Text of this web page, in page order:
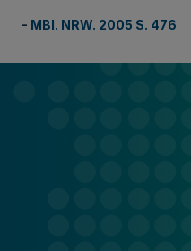
- MBl. NRW. 2005 S. 476